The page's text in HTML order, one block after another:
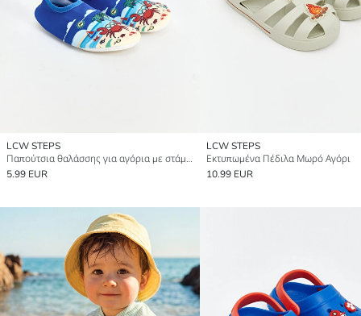
LCW STEPS
Παπούτσια θαλάσσης για αγόρια με στάμπα καβούρι
5.99 EUR
LCW STEPS
Εκτυπωμένα Πέδιλα Μωρό Αγόρι
10.99 EUR